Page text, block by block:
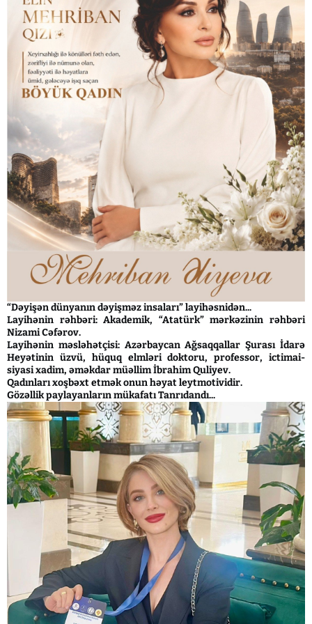
“Dəyişən dünyanın dəyişməz insaları” layihəsnidən...
Layihənin rəhbəri: Akademik, “Atatürk” mərkəzinin rəhbəri
Nizami Cəfərov.
Layihənin məsləhətçisi: Azərbaycan Ağsaqqallar Şurası İdarə
Heyətinin üzvü, hüquq elmləri doktoru, professor, ictimai-
siyasi xadim, əməkdar müəllim İbrahim Quliyev.
Qadınları xoşbəxt etmək onun həyat leytmotividir.
Gözəllik paylayanların mükafatı Tanrıdandı...